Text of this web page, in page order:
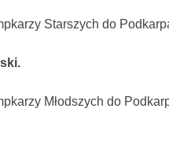
Starszych do
Młodszych do